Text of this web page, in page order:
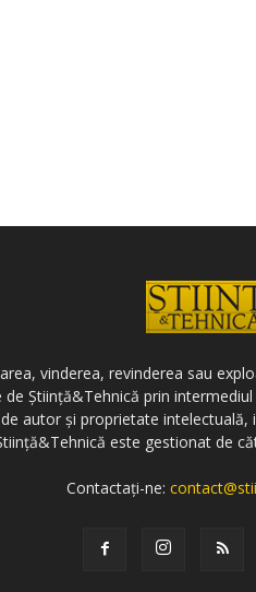
vinderea, revinderea sau
Știință&Tehnică prin
autor și proprietate
este gestionat de
Contactați-ne: